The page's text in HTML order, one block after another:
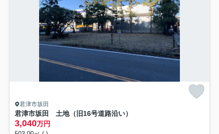
君津市坂田
君津市坂田 土地（旧16号道路沿い）
3,040万円